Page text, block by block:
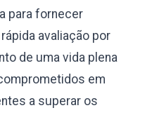
para fornecer
avaliação por
de uma vida plena
em
a superar os